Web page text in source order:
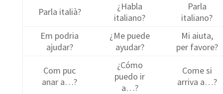
Parla italià?
¿Habla
italiano?
Parla
italiano?
Em podria
ajudar?
¿Me puede
ayudar?
Mi aiuta,
per favore?
Com puc
anar a…?
¿Cómo
puedo ir
a…?
Come si
arriva a…?